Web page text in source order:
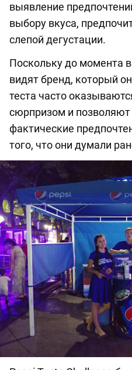
выявление
выбору вкуса,
слепой дегустации.
Поскольку до момента
видят бренд, который
теста часто
сюрпризом и позволяют
фактические
того, что они думали